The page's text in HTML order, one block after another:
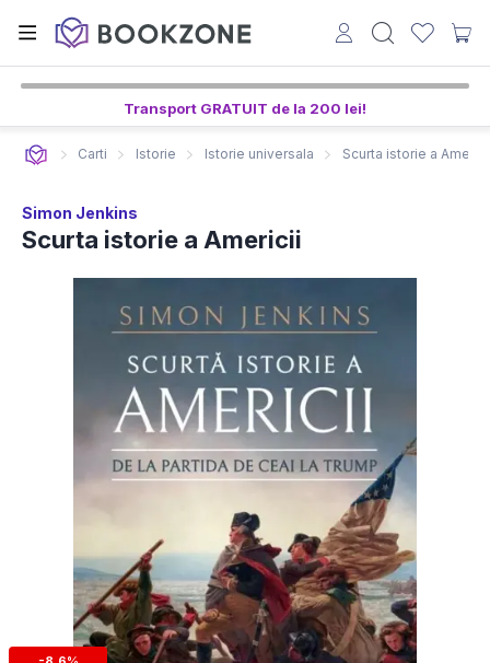
Transport GRATUIT de la 200 lei!
Carti Istorie Istorie universala Scurta istorie a
Simon Jenkins
Scurta istorie a Americii